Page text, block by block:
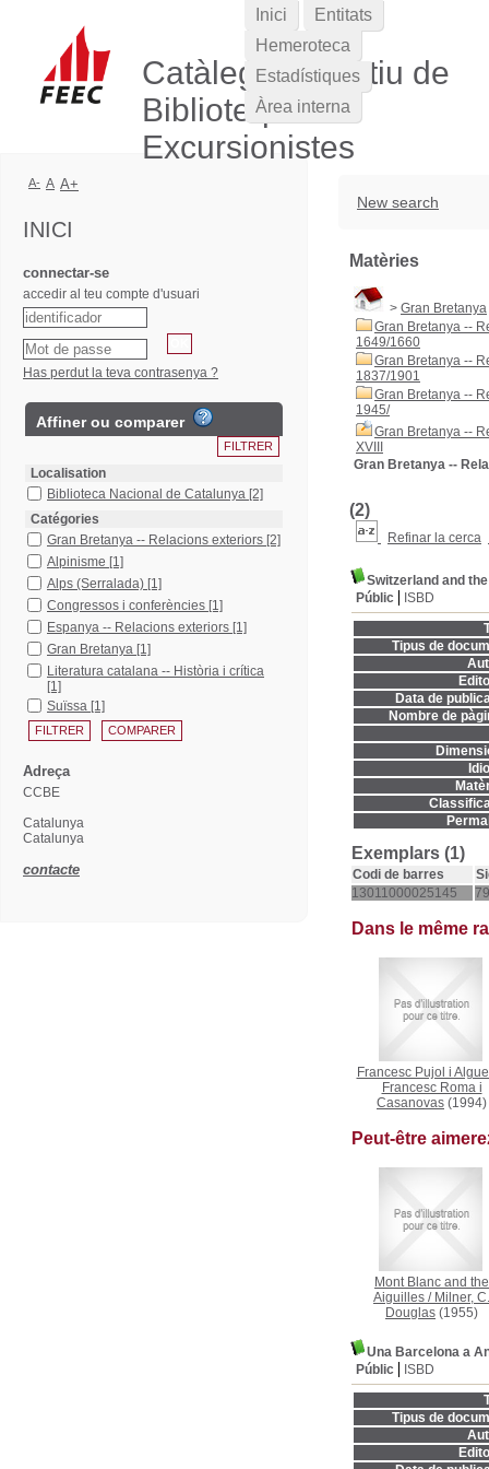
Catàleg Col·lectiu de
Biblioteques
Excursionistes
New search
Matèries
> Gran Bretanya
Gran Bretanya --
1649/1660
Gran Bretanya --
1837/1901
Gran Bretanya --
1945/
Gran Bretanya --
XVIII
Gran Bretanya --
(2)
Refinar la cerca
Switzerland and
Públic
ISBD
Tipus de
Data de
Nombre de
Exemplars (1)
Codi de barres
13011000025145
Dans le même
Francesc Pujol i
Francesc Roma i
Casanovas (1994)
Peut-être
Mont Blanc and the
Aiguilles / Milner, C.
Douglas (1955)
Una Barcelona a
Públic
ISBD
Tipus de
Inici
Entitats
Hemeroteca
Estadístiques
Àrea interna
A- A A+
INICI
connectar-se
accedir al teu compte d'usuari
Has perdut la teva contrasenya ?
Affiner ou comparer
Localisation
Biblioteca Nacional de Catalunya [2]
Catégories
Gran Bretanya -- Relacions exteriors [2]
Alpinisme [1]
Alps (Serralada) [1]
Congressos i conferències [1]
Espanya -- Relacions exteriors [1]
Gran Bretanya [1]
Literatura catalana -- Història i crítica
[1]
Suïssa [1]
Adreça
CCBE
Catalunya
Catalunya
contacte